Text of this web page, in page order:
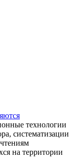
технологии
систематизации
на территории